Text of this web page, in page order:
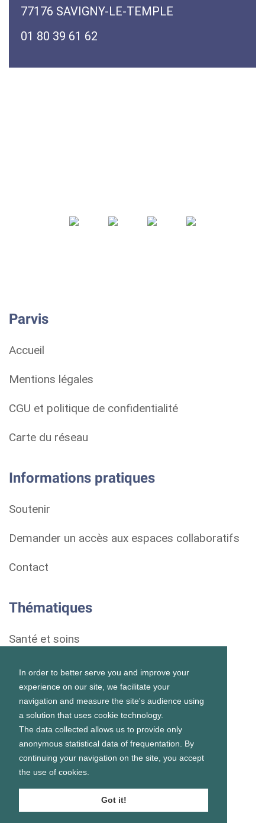
In order to better serve you and improve your
experience on our site, we facilitate your
navigation and measure the site's audience using
a solution that uses cookie technology.
The data collected allows us to provide only
anonymous statistical data of frequentation. By
continuing your navigation on the site, you accept
the use of cookies.
Got it!
77176 SAVIGNY-LE-TEMPLE
01 80 39 61 62
Parvis
Accueil
Mentions légales
CGU et politique de confidentialité
Carte du réseau
Informations pratiques
Soutenir
Demander un accès aux espaces collaboratifs
Contact
Thématiques
Santé et soins
Droits et démarches
Habitat
Formation et vie scolaire
Emploi et vie professionnelle
Prévention